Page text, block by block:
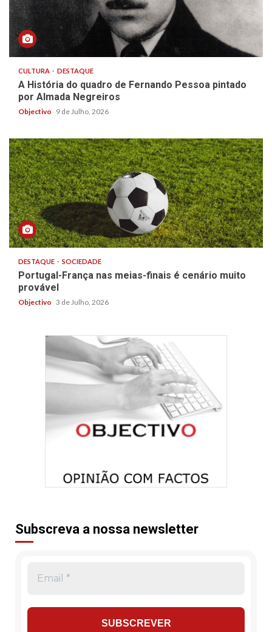
CULTURA DESTAQUE
A História do quadro de Fernando Pessoa pintado
por Almada Negreiros
Objectivo 9 de Julho, 2026
DESTAQUE SOCIEDADE
Portugal-França nas meias-finais é cenário muito
provável
Objectivo 3 de Julho, 2026
Subscreva a nossa newsletter